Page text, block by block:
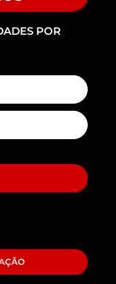
POR